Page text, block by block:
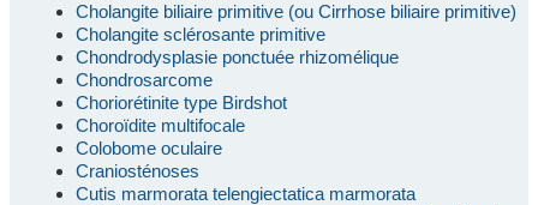
Cholangite biliaire primitive (ou Cirrhose biliaire primitive)
Cholangite sclérosante primitive
Chondrodysplasie ponctuée rhizomélique
Chondrosarcome
Choriorétinite type Birdshot
Choroïdite multifocale
Colobome oculaire
Craniosténoses
Cutis marmorata telengiectatica marmorata